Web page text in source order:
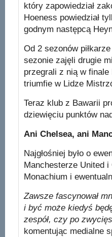
który zapowiedział
Hoeness powiedział
godnym następcą
Od 2 sezonów
sezonie zajęli drugie
przegrali z nią w
triumfie w Lidze
Teraz klub z Bawarii
dziewięciu punktów
Ani Chelsea, ani
Najgłośniej było o
Manchesterze United
Monachium i
Zawsze fascynował
i być może kiedyś
zespół, czy po
komentując medialne